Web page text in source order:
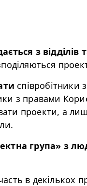
з відділів
співробітники
з правами
проекти, а
група» з
в декількох